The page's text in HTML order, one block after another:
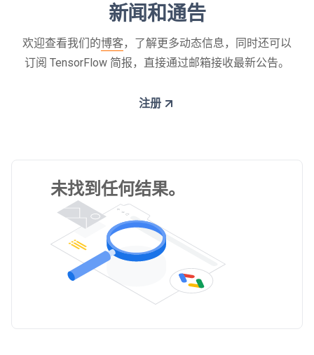
新闻和通告
欢迎查看我们的博客，了解更多动态信息，同时还可以
订阅 TensorFlow 简报，直接通过邮箱接收最新公告。
注册
未找到任何结果。